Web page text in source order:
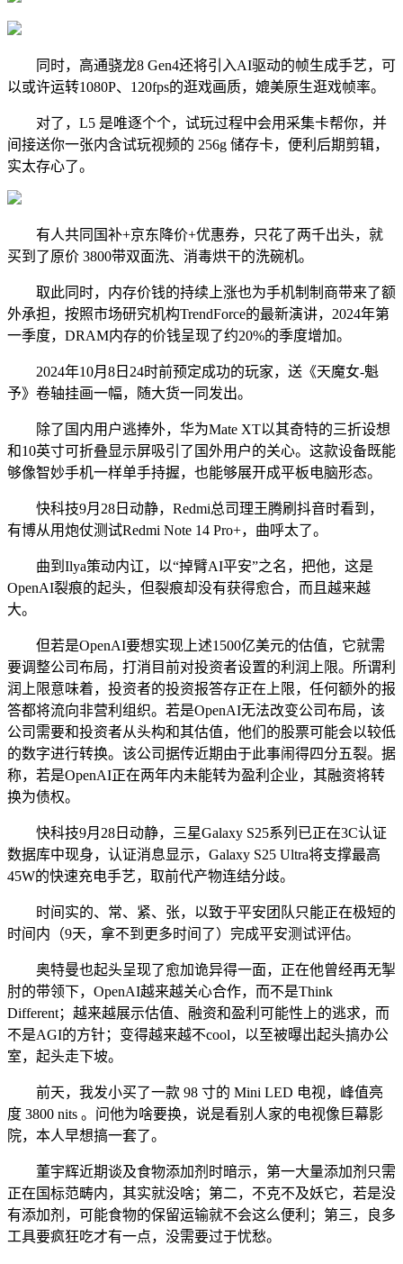
同时，高通骁龙8 Gen4还将引入AI驱动的帧生成手艺，可
以或许运转1080P、120fps的逛戏画质，媲美原生逛戏帧率。
对了，L5 是唯逐个个，试玩过程中会用采集卡帮你，并
间接送你一张内含试玩视频的 256g 储存卡，便利后期剪辑，
实太存心了。
有人共同国补+京东降价+优惠券，只花了两千出头，就
买到了原价 3800带双面洗、消毒烘干的洗碗机。
取此同时，内存价钱的持续上涨也为手机制制商带来了额
外承担，按照市场研究机构TrendForce的最新演讲，2024年第
一季度，DRAM内存的价钱呈现了约20%的季度增加。
2024年10月8日24时前预定成功的玩家，送《天魔女-魁
予》卷轴挂画一幅，随大货一同发出。
除了国内用户逃捧外，华为Mate XT以其奇特的三折设想
和10英寸可折叠显示屏吸引了国外用户的关心。这款设备既能
够像智妙手机一样单手持握，也能够展开成平板电脑形态。
快科技9月28日动静，Redmi总司理王腾刷抖音时看到，
有博从用炮仗测试Redmi Note 14 Pro+，曲呼太了。
曲到Ilya策动内讧，以“掉臂AI平安”之名，把他，这是
OpenAI裂痕的起头，但裂痕却没有获得愈合，而且越来越
大。
但若是OpenAI要想实现上述1500亿美元的估值，它就需
要调整公司布局，打消目前对投资者设置的利润上限。所谓利
润上限意味着，投资者的投资报答存正在上限，任何额外的报
答都将流向非营利组织。若是OpenAI无法改变公司布局，该
公司需要和投资者从头构和其估值，他们的股票可能会以较低
的数字进行转换。该公司据传近期由于此事闹得四分五裂。据
称，若是OpenAI正在两年内未能转为盈利企业，其融资将转
换为债权。
快科技9月28日动静，三星Galaxy S25系列已正在3C认证
数据库中现身，认证消息显示，Galaxy S25 Ultra将支撑最高
45W的快速充电手艺，取前代产物连结分歧。
时间实的、常、紧、张，以致于平安团队只能正在极短的
时间内（9天，拿不到更多时间了）完成平安测试评估。
奥特曼也起头呈现了愈加诡异得一面，正在他曾经再无掣
肘的带领下，OpenAI越来越关心合作，而不是Think
Different；越来越展示估值、融资和盈利可能性上的逃求，而
不是AGI的方针；变得越来越不cool，以至被曝出起头搞办公
室，起头走下坡。
前天，我发小买了一款 98 寸的 Mini LED 电视，峰值亮
度 3800 nits 。问他为啥要换，说是看别人家的电视像巨幕影
院，本人早想搞一套了。
董宇辉近期谈及食物添加剂时暗示，第一大量添加剂只需
正在国标范畴内，其实就没啥；第二，不克不及妖它，若是没
有添加剂，可能食物的保留运输就不会这么便利；第三，良多
工具要疯狂吃才有一点，没需要过于忧愁。